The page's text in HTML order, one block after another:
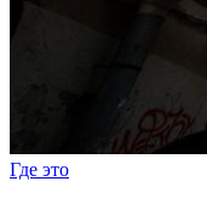
Где это